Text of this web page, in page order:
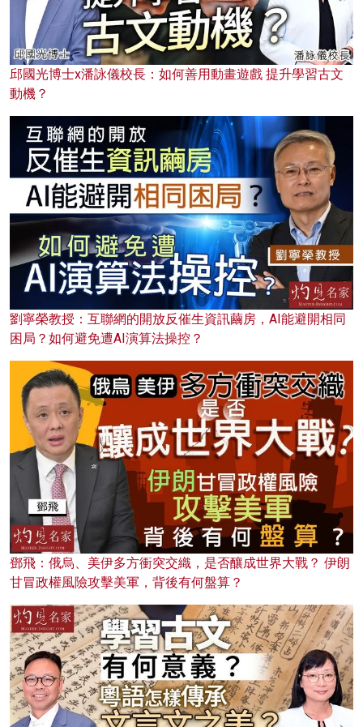
邱國光博士x潘詠儀校長：如何善用動畫遊戲 提升學習古文
動機？
劉寧榮教授：互聯網的開放反催生資訊繭房，AI能避開相同
困局？如何避免遭AI演算法操控？
鄧飛：俄烏、美伊多方衝突交織，是否釀成世界大戰？ 伊朗
甘冒政權風險攻擊美軍，背後有何盤算？